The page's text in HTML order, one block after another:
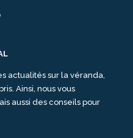
actualités sur la véranda,
Ainsi, nous vous
aussi des conseils pour